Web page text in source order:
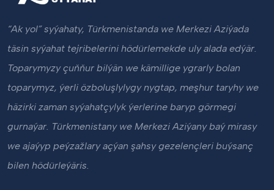
“Ak yol” syýahaty, Türkmenistanda we Merkezi Aziýada
täsin syýahat tejribelerini hödürlemekde uly alada edýär.
Toparymyzy çuňňur bilýän we kämillige ygrarly bolan
toparymyz, ýerli özboluşlylygy nygtap, meşhur taryhy we
häzirki zaman syýahatçylyk ýerlerine baryp görmegi
gurnaýar. Türkmenistany we Merkezi Aziýany baý mirasy
we ajaýyp peýzažlary açýan şahsy gezelençleri buýsanç
bilen hödürleýäris.